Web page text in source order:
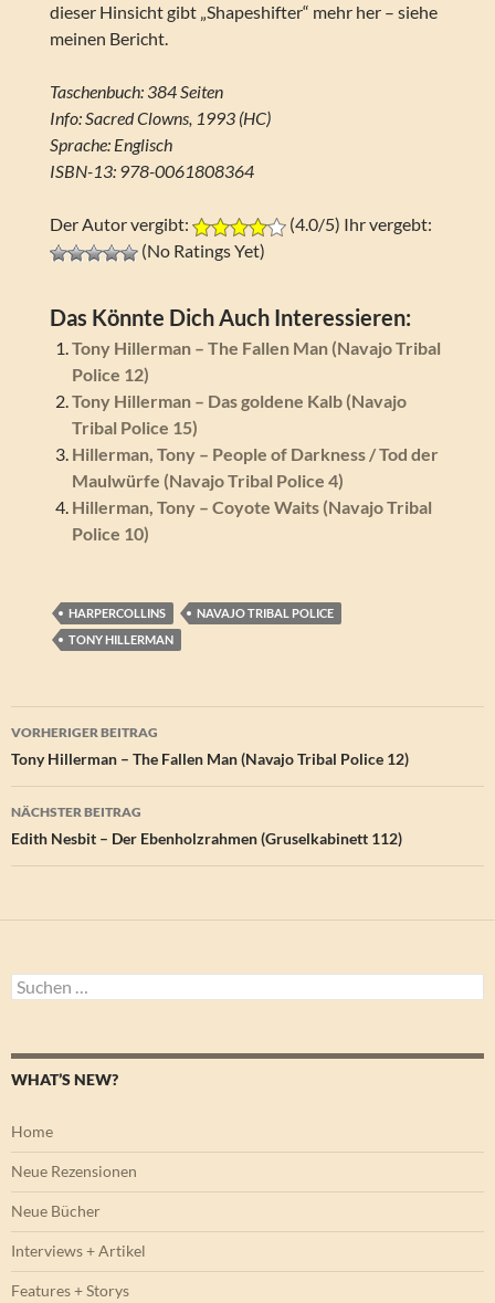
dieser Hinsicht gibt „Shapeshifter“ mehr her – siehe
meinen Bericht.
Taschenbuch: 384 Seiten
Info: Sacred Clowns, 1993 (HC)
Sprache: Englisch
ISBN-13: 978-0061808364
Der Autor vergibt:
(4.0/5) Ihr vergebt:
(No Ratings Yet)
Das Könnte Dich Auch Interessieren:
Tony Hillerman – The Fallen Man (Navajo Tribal
Police 12)
Tony Hillerman – Das goldene Kalb (Navajo
Tribal Police 15)
Hillerman, Tony – People of Darkness / Tod der
Maulwürfe (Navajo Tribal Police 4)
Hillerman, Tony – Coyote Waits (Navajo Tribal
Police 10)
HARPERCOLLINS
NAVAJO TRIBAL POLICE
TONY HILLERMAN
Beitragsnavigation
VORHERIGER BEITRAG
Tony Hillerman – The Fallen Man (Navajo Tribal Police 12)
NÄCHSTER BEITRAG
Edith Nesbit – Der Ebenholzrahmen (Gruselkabinett 112)
Suchen
nach:
WHAT’S NEW?
Home
Neue Rezensionen
Neue Bücher
Interviews + Artikel
Features + Storys